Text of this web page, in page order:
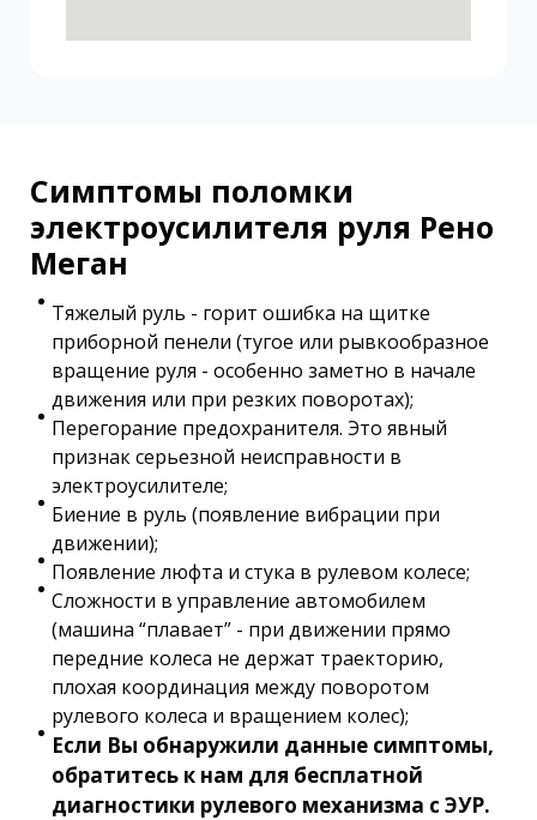
Симптомы поломки
электроусилителя руля Рено
Меган
Тяжелый руль - горит ошибка на щитке
приборной пенели (тугое или рывкообразное
вращение руля - особенно заметно в начале
движения или при резких поворотах);
Перегорание предохранителя. Это явный
признак серьезной неисправности в
электроусилителе;
Биение в руль (появление вибрации при
движении);
Появление люфта и стука в рулевом колесе;
Сложности в управление автомобилем
(машина “плавает” - при движении прямо
передние колеса не держат траекторию,
плохая координация между поворотом
рулевого колеса и вращением колес);
Если Вы обнаружили данные симптомы,
обратитесь к нам для бесплатной
диагностики рулевого механизма с ЭУР.